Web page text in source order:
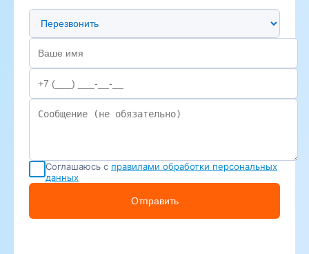
Предпочтительный способ связи
Соглашаюсь с правилами обработки персональных
данных
Отправить